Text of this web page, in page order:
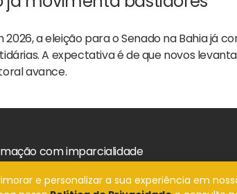
a eleição para o Senado na Bahia já
A expectativa é de que novos
avance.
com imparcialidade
e personalizar a sua experiência em